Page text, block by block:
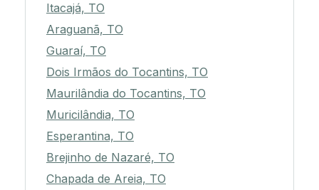
Itacajá, TO
Araguanã, TO
Guaraí, TO
Dois Irmãos do Tocantins, TO
Maurilândia do Tocantins, TO
Muricilândia, TO
Esperantina, TO
Brejinho de Nazaré, TO
Chapada de Areia, TO